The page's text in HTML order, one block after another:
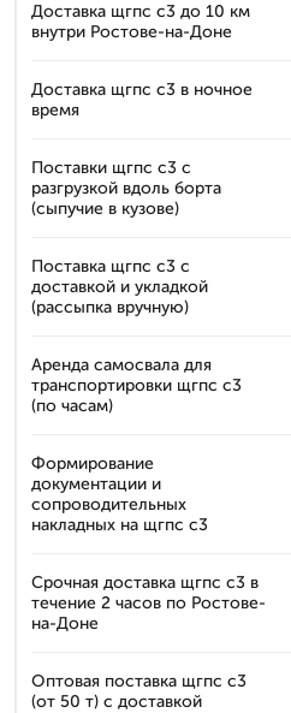
Доставка щгпс с3 до 10 км
внутри Ростове-на-Доне
Доставка щгпс с3 в ночное
время
Поставки щгпс с3 с
разгрузкой вдоль борта
(сыпучие в кузове)
Поставка щгпс с3 с
доставкой и укладкой
(рассыпка вручную)
Аренда самосвала для
транспортировки щгпс с3
(по часам)
Формирование
документации и
сопроводительных
накладных на щгпс с3
Срочная доставка щгпс с3 в
течение 2 часов по Ростове-
на-Доне
Оптовая поставка щгпс с3
(от 50 т) с доставкой